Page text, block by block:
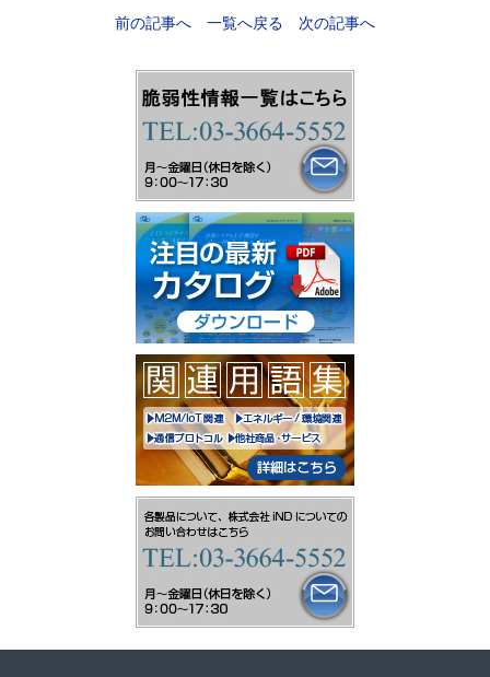
前の記事へ 一覧へ戻る 次の記事へ